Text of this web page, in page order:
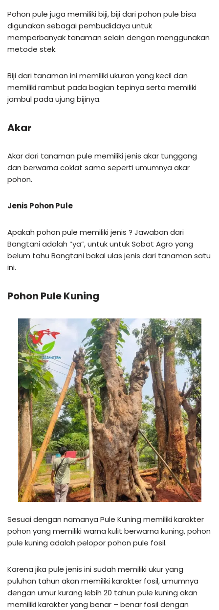
Pohon pule juga memiliki biji, biji dari pohon pule bisa
digunakan sebagai pembudidaya untuk
memperbanyak tanaman selain dengan menggunakan
metode stek.
Biji dari tanaman ini memiliki ukuran yang kecil dan
memiliki rambut pada bagian tepinya serta memiliki
jambul pada ujung bijinya.
Akar
Akar dari tanaman pule memiliki jenis akar tunggang
dan berwarna coklat sama seperti umumnya akar
pohon.
Jenis Pohon Pule
Apakah pohon pule memiliki jenis ? Jawaban dari
Bangtani adalah “ya”, untuk untuk Sobat Agro yang
belum tahu Bangtani bakal ulas jenis dari tanaman satu
ini.
Pohon Pule Kuning
Sesuai dengan namanya Pule Kuning memiliki karakter
pohon yang memiliki warna kulit berwarna kuning, pohon
pule kuning adalah pelopor pohon pule fosil.
Karena jika pule jenis ini sudah memiliki ukur yang
puluhan tahun akan memiliki karakter fosil, umumnya
dengan umur kurang lebih 20 tahun pule kuning akan
memiliki karakter yang benar – benar fosil dengan